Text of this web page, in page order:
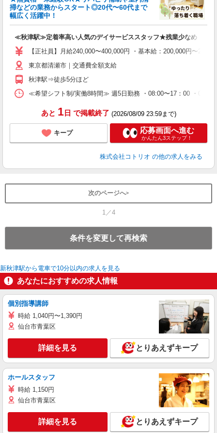
掃などの業務からスタート◎20代〜60代まで
幅広く活躍中！
≪秋津駅≫定着率高い人気のデイサービススタッフ★残業少なめ
【正社員】月給240,000〜400,000円 ・基本給：200,000円〜
東京都清瀬市｜交通費全額支給
秋津駅⇒徒歩5分ほど
≪希望シフト制/実働8時間≫ 週5日勤務 ・08:00〜17：00 ・
あと 1日 で掲載終了 (2026/08/09 23:59まで)
キープ 応募画面へ進む
かんたん3ステップ！
株式会社コトリオ の他の求人をみる
次のページへ
1／4
条件を変更して再検索
新秋津駅から電車で10分以内の求人を見る
あなたにおすすめの求人情報
個別指導講師
時給 1,040円〜1,390円
仙台市青葉区
詳細を見る とりあえずキープ
ホールスタッフ
時給 1,150円
仙台市青葉区
詳細を見る とりあえずキープ